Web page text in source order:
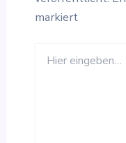
markiert
eingeben…